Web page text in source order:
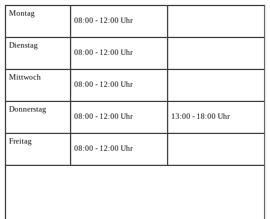
Montag
08:00 - 12:00 Uhr
Dienstag
08:00 - 12:00 Uhr
Mittwoch
08:00 - 12:00 Uhr
Donnerstag
08:00 - 12:00 Uhr
13:00 - 18:00 Uhr
Freitag
08:00 - 12:00 Uhr